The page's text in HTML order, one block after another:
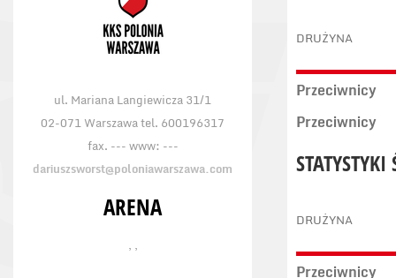
ul. Mariana Langiewicza 31/1
02-071 Warszawa tel. 600196317
fax. --- www: ---
dariuszsworst@poloniawarszawa.com
ARENA
, ,
DRUŻYNA
Przeciwnicy
Przeciwnicy
STATYSTYKI
DRUŻYNA
Przeciwnicy